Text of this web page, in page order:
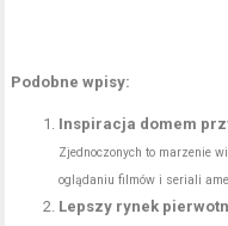
Podobne wpisy:
Inspiracja domem
Zjednoczonych to marzenie
oglądaniu filmów i seriali
Lepszy rynek